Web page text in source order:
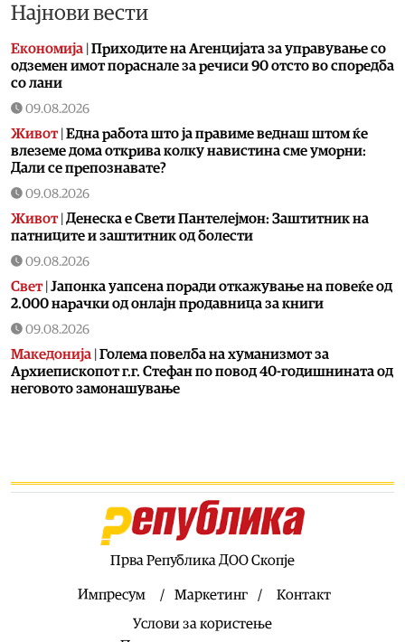
Најнови вести
Економија Приходите на Агенцијата за управување со
одземен имот пораснале за речиси 90 отсто во споредба
со лани
09.08.2026
Живот| Една работа што ја правиме веднаш штом ќе
влеземе дома открива колку навистина сме уморни:
Дали се препознавате?
09.08.2026
Живот| Денеска е Свети Пантелејмон: Заштитник на
патниците и заштитник од болести
09.08.2026
Свет| Јапонка уапсена поради откажување на повеќе од
2.000 нарачки од онлајн продавница за книги
09.08.2026
Македонија Голема повелба на хуманизмот за
Архиепископот г.г. Стефан по повод 40-годишнината од
неговото замонашување
09.08.2026
Црна Гора и Исланд во пакет би можеле да се
приклучат кон ЕУ
задачи поради злоупотреба на вештачката
Прва Република ДОО Скопје
Импресум Маркетинг
Контакт
Услови за користење